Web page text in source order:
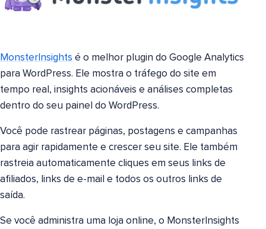
MonsterInsights é o melhor plugin do Google Analytics
para WordPress. Ele mostra o tráfego do site em
tempo real, insights acionáveis e análises completas
dentro do seu painel do WordPress.
Você pode rastrear páginas, postagens e campanhas
para agir rapidamente e crescer seu site. Ele também
rastreia automaticamente cliques em seus links de
afiliados, links de e-mail e todos os outros links de
saída.
Se você administra uma loja online, o MonsterInsights